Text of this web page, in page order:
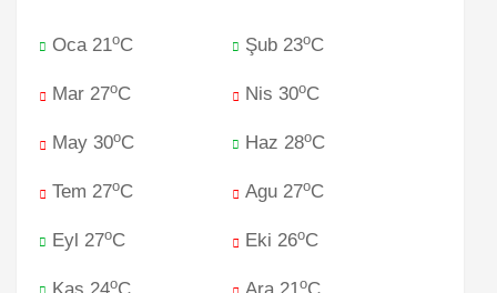
Oca 21oC Şub 23oC
Mar 27oC Nis 30oC
May 30oC Haz 28oC
Tem 27oC Agu 27oC
Eyl 27oC Eki 26oC
o o